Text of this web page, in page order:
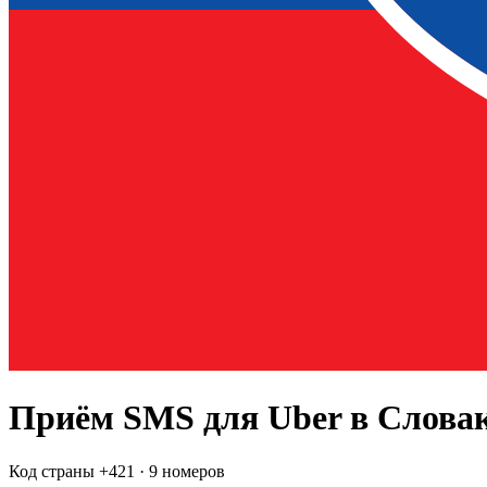
Приём SMS для Uber в
Код страны +421 · 9 номеров